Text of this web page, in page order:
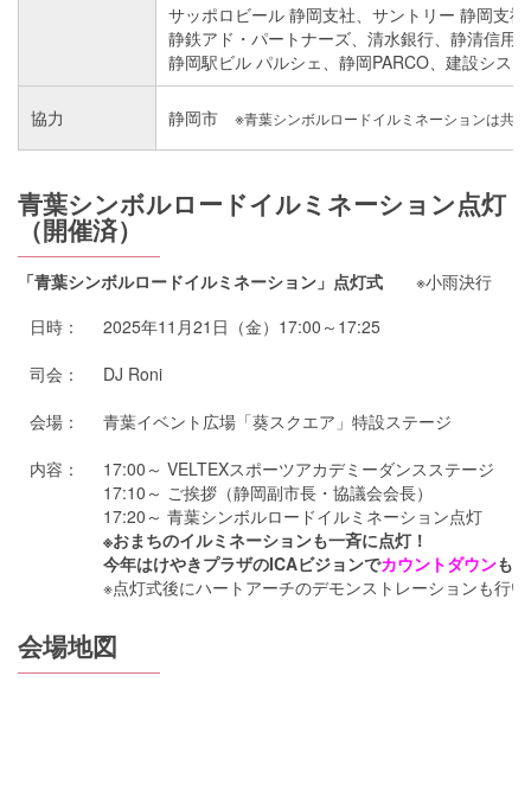
サッポロビール 静岡支社、サントリー 静岡支
静鉄アド・パートナーズ、清水銀行、静清信用
静岡駅ビル パルシェ、静岡PARCO、建設シス
協力 静岡市 ※青葉シンボルロードイルミネーションは共催
青葉シンボルロードイルミネーション点灯
（開催済）
「青葉シンボルロードイルミネーション」点灯式 ※小雨決行
日時：
2025年11月21日（金）17:00～17:25
司会：
DJ Roni
会場：
青葉イベント広場「葵スクエア」特設ステージ
内容：
17:00～ VELTEXスポーツアカデミーダンスステージ
17:10～ ご挨拶（静岡副市長・協議会会長）
17:20～ 青葉シンボルロードイルミネーション点灯
※おまちのイルミネーションも一斉に点灯！
今年はけやきプラザのICAビジョンでカウントダウンも！
※点灯式後にハートアーチのデモンストレーションも行
会場地図